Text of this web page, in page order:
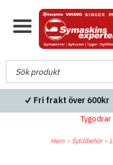
Fri frakt över 600kr
Hem » Sytillbehör»